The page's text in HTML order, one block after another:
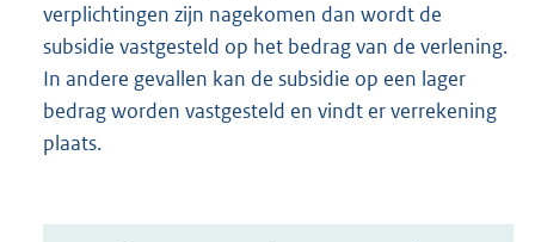
verplichtingen zijn nagekomen dan wordt de
subsidie vastgesteld op het bedrag van de verlening.
In andere gevallen kan de subsidie op een lager
bedrag worden vastgesteld en vindt er verrekening
plaats.